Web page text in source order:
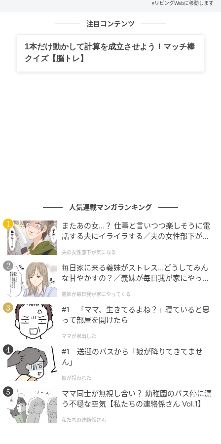
益子焼の器
古民家リノベーションが素敵で、居心地のよ
い空間
前の店舗が小さかったので、移転した古民家が広くて
感動しました！
OPENの時、ご利用の注意点で
『混雑時は３時間まで』と書いてあって、びっくりし
ました。
１時間半まで・・・とかじゃないんですね（笑）
益子時間が嬉しい♪
ゆっくり過ごすことが出来ます。
※リビングWebに移動します
注目コンテンツ
1本だけ動かして計算を成立させよう！マッチ棒
クイズ【脳トレ】
人気連載マンガランキング
またあの女…？ 仕事と言いつつ楽しそうに電
話する夫にイライラする／夫の女性部下が気
夫の女性部下が気になる
毎日家に来る義妹がストレス…どうしてみん
な甘やかすの？／義妹が毎日我が家にやって
が】
義妹が毎日我が家にやってくる
#1 「ママ、生きてるよね？」寝ていると思
って部屋を開けたら
ママが家出した
#1 送迎のバスから「娘が降りてきてませ
ん」
娘が拐われた
ママ同士が無視し合い？ 幼稚園のバス停に漂
う不穏な空気【私たちの連絡係さん Vol.1】
私たちの連絡係さん